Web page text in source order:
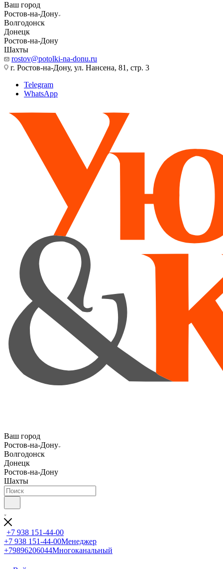
Ваш город
Ростов-на-Дону
Волгодонск
Донецк
Ростов-на-Дону
Шахты
rostov@potolki-na-donu.ru
г. Ростов-на-Дону, ул. Нансена, 81, стр. 3
Telegram
WhatsApp
Ваш город
Ростов-на-Дону
Волгодонск
Донецк
Ростов-на-Дону
Шахты
+7 938 151-44-00
+7 938 151-44-00Менеджер
+79896206044Многоканальный